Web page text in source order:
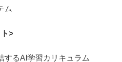
ム
>
するAI学習カリキュラム